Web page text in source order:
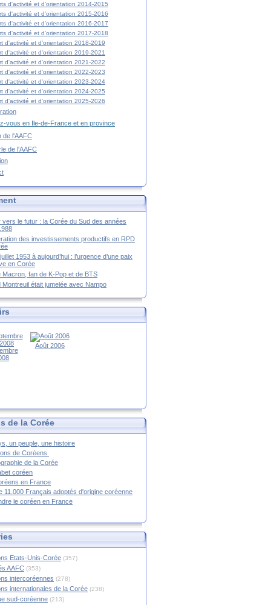
d'activité et d'orientation 2014-2015
d'activité et d'orientation 2015-2016
d'activité et d'orientation 2016-2017
d'activité et d'orientation 2017-2018
d'activité et d'orientation 2018-2019
d'activité et d'orientation 2019-2021
d'activité et d'orientation 2021-2022
d'activité et d'orientation 2022-2023
d'activité et d'orientation 2023-2024
d'activité et d'orientation 2024-2025
d'activité et d'orientation 2025-2026
vous en Ile-de-France et en province
de l'AAFC
de l'AAFC
vers le futur : la Corée du Sud des années
des investissements productifs en RPD
1953 à aujourd’hui : l’urgence d’une paix
en Corée
Macron, fan de K-Pop et de BTS
Montreuil était jumelée avec Nampo
Août 2006
de la Corée
un peuple, une histoire
de Coréens
de la Corée
coréen
en France
11.000 Français adoptés d'origine coréenne
le coréen en France
Etats-Unis-Corée (357)
AAFC (353)
intercoréennes (278)
internationales de la Corée (238)
sud-coréenne (213)